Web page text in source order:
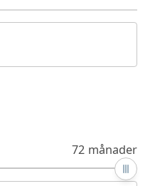
72 månader